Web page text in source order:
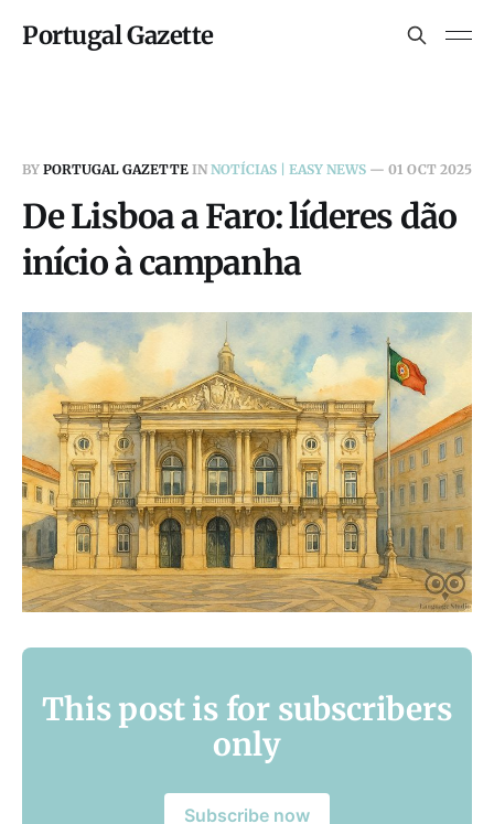
Portugal Gazette
BY PORTUGAL GAZETTE IN NOTÍCIAS | EASY NEWS — 01 OCT 2025
De Lisboa a Faro: líderes dão
início à campanha
This post is for subscribers
only
Subscribe now